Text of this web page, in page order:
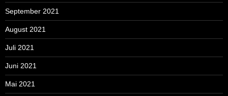
September 2021
August 2021
Juli 2021
Juni 2021
Mai 2021